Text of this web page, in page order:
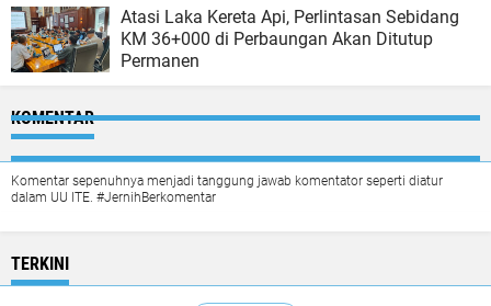
Atasi Laka Kereta Api, Perlintasan Sebidang
KM 36+000 di Perbaungan Akan Ditutup
Permanen
KOMENTAR
Komentar sepenuhnya menjadi tanggung jawab komentator seperti diatur
dalam UU ITE. #JernihBerkomentar
TERKINI